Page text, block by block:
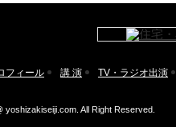
フィール 講 演 TV・ラジオ出演
yoshizakiseiji.com. All Right Reserved.